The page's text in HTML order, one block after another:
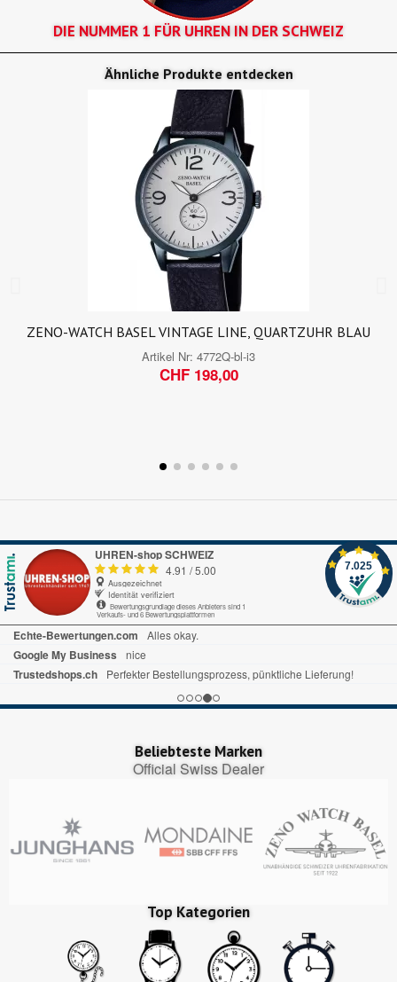
DIE NUMMER 1 FÜR UHREN IN DER SCHWEIZ
Ähnliche Produkte entdecken
ZENO-WATCH BASEL VINTAGE LINE, QUARTZUHR BLAU
Artikel Nr: 4772Q-bl-i3
CHF 198,00
UHREN-shop SCHWEIZ
4.91 /5.00
Ausgezeichnet
Identität verifiziert
Bewertungsgrundlage dieses Anbieters sind 1
Verkaufs- und 6 Bewertungsplattformen
7.025
Echte-Bewertungen.com Alles okay.
Google My Business nice
Trustedshops.ch Perfekter Bestellungsprozess, pünktliche Lieferung!
Beliebteste Marken
Official Swiss Dealer
Top Kategorien